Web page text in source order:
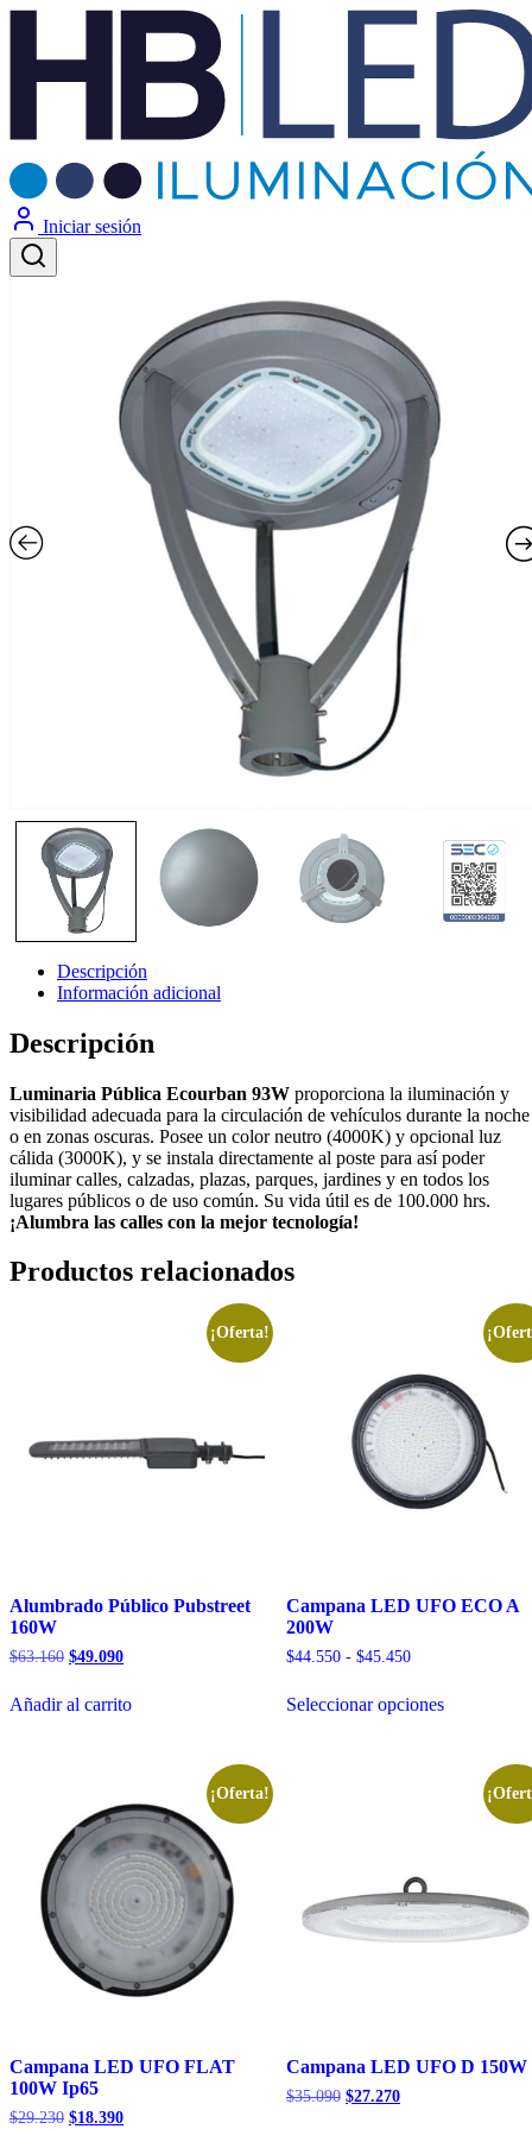
Iniciar sesión
Descripción
Información adicional
Descripción
Luminaria Pública Ecourban 93W proporciona la iluminación y
visibilidad adecuada para la circulación de vehículos durante la noche
o en zonas oscuras. Posee un color neutro (4000K) y opcional luz
cálida (3000K), y se instala directamente al poste para así poder
iluminar calles, calzadas, plazas, parques, jardines y en todos los
lugares públicos o de uso común. Su vida útil es de 100.000 hrs.
¡Alumbra las calles con la mejor tecnología!
Productos relacionados
¡Oferta!
Alumbrado Público Pubstreet
160W
$63.160 El
original
era:
$49.090El
es:
Añadir al carrito
Campana LED UFO ECO A
200W
$44.550 - $45.450Rango
desde
Seleccionar opcionesproducto
variantes.
opciones
en
la
página
¡Oferta!
Campana LED UFO FLAT
100W Ip65
$29.230 El
$18.390El
Campana LED UFO D 150W
$35.090 El
$27.270El